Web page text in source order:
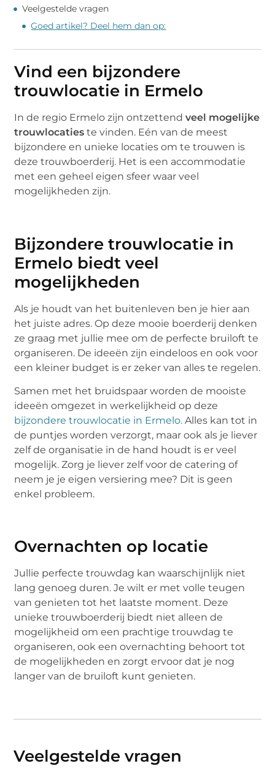
Veelgestelde vragen
Goed artikel? Deel hem dan op:
Vind een bijzondere
trouwlocatie in Ermelo
In de regio Ermelo zijn ontzettendveel mogelijke
trouwlocaties te vinden. Eén van de meest
bijzondere en unieke locaties om te trouwen is
deze trouwboerderij. Het is een accommodatie
met een geheel eigen sfeer waar veel
mogelijkheden zijn.
Bijzondere trouwlocatie in
Ermelo biedt veel
mogelijkheden
Als je houdt van het buitenleven ben je hier aan
het juiste adres. Op deze mooie boerderij denken
ze graag met jullie mee om de perfecte bruiloft te
organiseren. De ideeën zijn eindeloos en ook voor
een kleiner budget is er zeker van alles te regelen.
Samen met het bruidspaar worden de mooiste
ideeën omgezet in werkelijkheid op deze
bijzondere trouwlocatie in Ermelo. Alles kan tot in
de puntjes worden verzorgt, maar ook als je liever
zelf de organisatie in de hand houdt is er veel
mogelijk. Zorg je liever zelf voor de catering of
neem je je eigen versiering mee? Dit is geen
enkel probleem.
Overnachten op locatie
Jullie perfecte trouwdag kan waarschijnlijk niet
lang genoeg duren. Je wilt er met volle teugen
van genieten tot het laatste moment. Deze
unieke trouwboerderij biedt niet alleen de
mogelijkheid om een prachtige trouwdag te
organiseren, ook een overnachting behoort tot
de mogelijkheden en zorgt ervoor dat je nog
langer van de bruiloft kunt genieten.
Veelgestelde vragen